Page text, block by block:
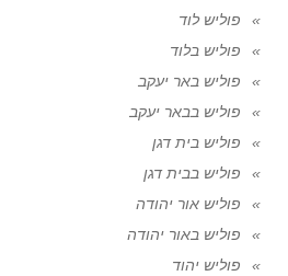
פוליש לוד
פוליש בלוד
פוליש באר יעקב
פוליש בבאר יעקב
פוליש בית דגן
פוליש בבית דגן
פוליש אור יהודה
פוליש באור יהודה
פוליש יהוד